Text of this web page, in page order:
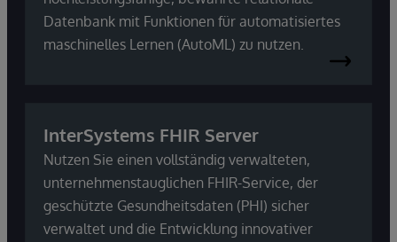
Datenbank mit Funktionen für automatisiertes
maschinelles Lernen (AutoML) zu nutzen.
InterSystems FHIR Server
Nutzen Sie einen vollständig verwalteten,
unternehmenstauglichen FHIR-Service, der
geschützte Gesundheitsdaten (PHI) sicher
verwaltet und die Entwicklung innovativer